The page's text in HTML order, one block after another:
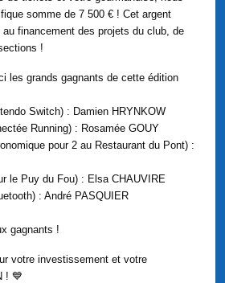
somme de 7 500 € ! Cet argent
financement des projets du club, de
!
les grands gagnants de cette édition
Switch) : Damien HRYNKOW
Running) : Rosamée GOUY
pour 2 au Restaurant du Pont) :
le Puy du Fou) : Elsa CHAUVIRE
: André PASQUIER
gagnants !
votre investissement et votre
! 💙